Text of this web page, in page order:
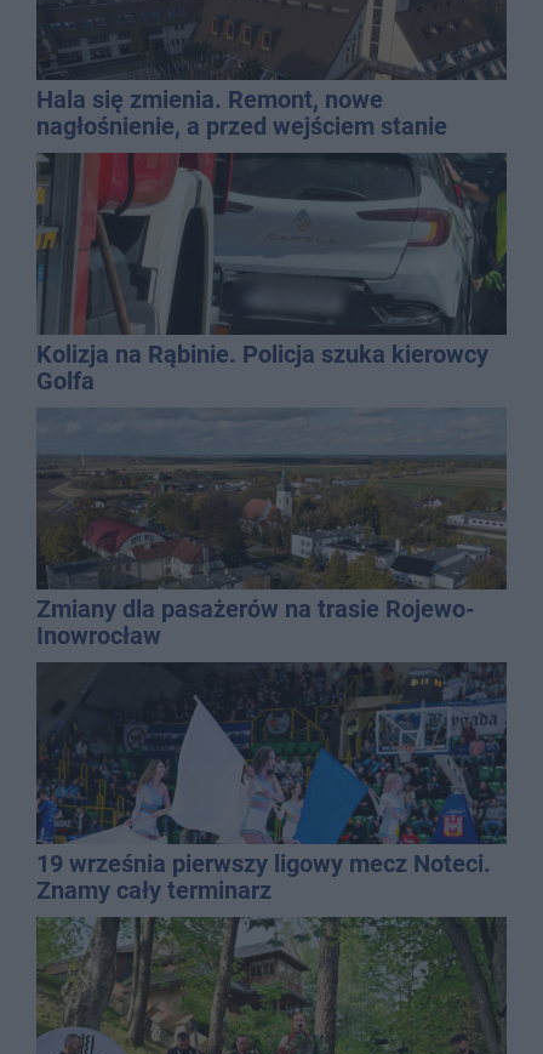
Hala się zmienia. Remont, nowe
nagłośnienie, a przed wejściem stanie
QEMETICA ARENA
Kolizja na Rąbinie. Policja szuka kierowcy
Golfa
Zmiany dla pasażerów na trasie Rojewo-
Inowrocław
19 września pierwszy ligowy mecz Noteci.
Znamy cały terminarz